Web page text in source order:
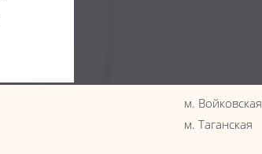
м. Войковская
м. Таганская